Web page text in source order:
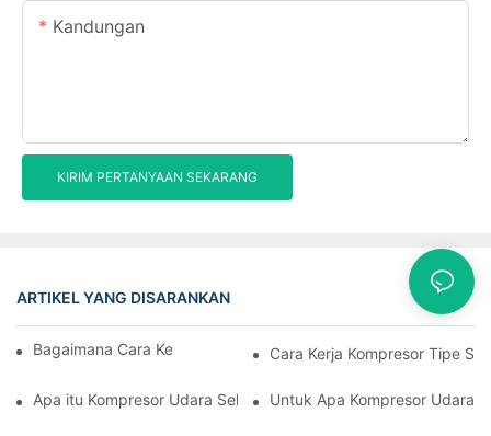
Kandungan
KIRIM PERTANYAAN SEKARANG
ARTIKEL YANG DISARANKAN Kasus
Bagaimana Cara Kerja Kompresor SekrupCara Kerja Kompresor Tipe
Apa itu Kompresor Udara Sekrup PutarUntuk Apa Kompresor Udara